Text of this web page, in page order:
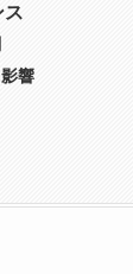
ス
響